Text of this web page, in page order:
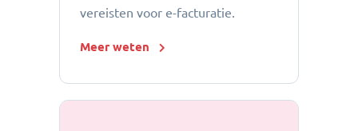
vereisten voor e-facturatie.
Meer weten